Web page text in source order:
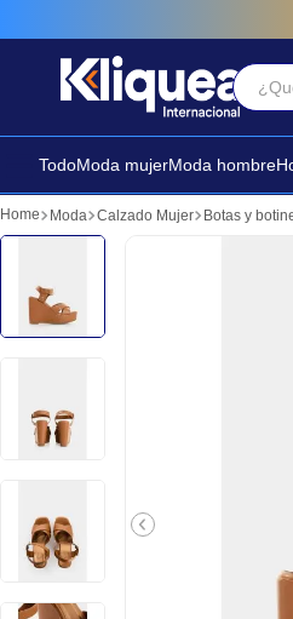
¿Qué
TodoModa mujerModa hombre
Moda Calzado Mujer Botas y
2.